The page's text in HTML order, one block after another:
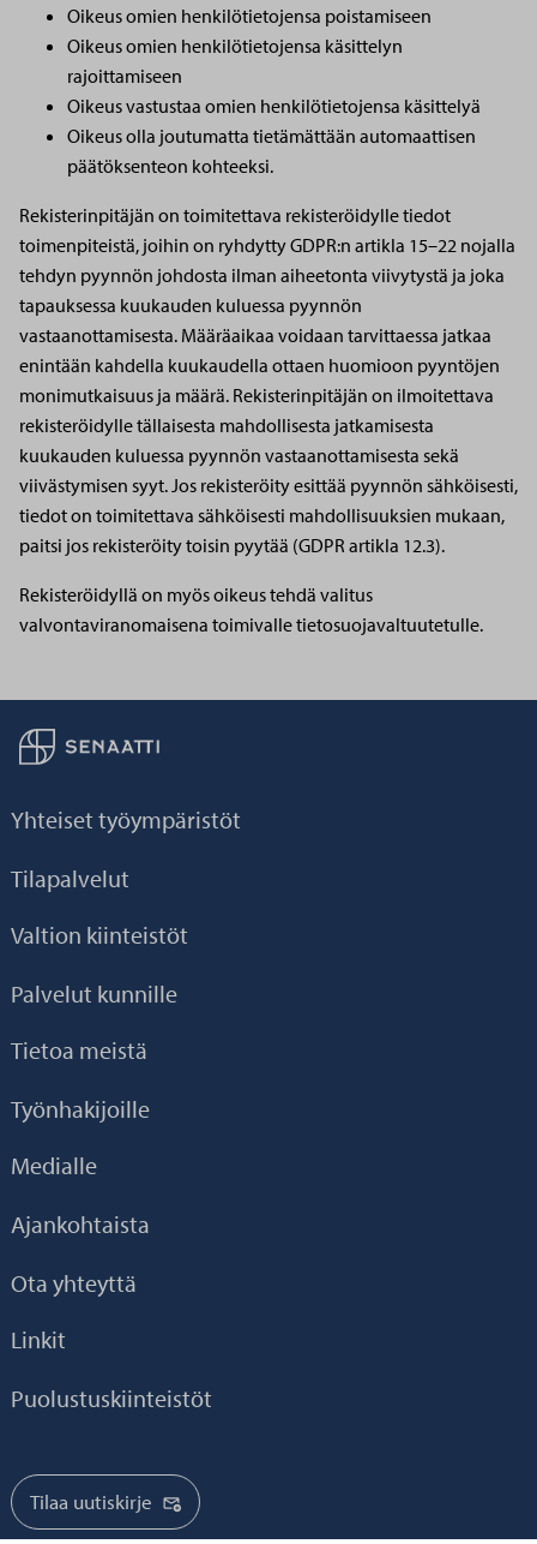
Oikeus omien henkilötietojensa poistamiseen
Oikeus omien henkilötietojensa käsittelyn
rajoittamiseen
Oikeus vastustaa omien henkilötietojensa käsittelyä
Oikeus olla joutumatta tietämättään automaattisen
päätöksenteon kohteeksi.
Rekisterinpitäjän on toimitettava rekisteröidylle tiedot
toimenpiteistä, joihin on ryhdytty GDPR:n artikla 15–22 nojalla
tehdyn pyynnön johdosta ilman aiheetonta viivytystä ja joka
tapauksessa kuukauden kuluessa pyynnön
vastaanottamisesta. Määräaikaa voidaan tarvittaessa jatkaa
enintään kahdella kuukaudella ottaen huomioon pyyntöjen
monimutkaisuus ja määrä. Rekisterinpitäjän on ilmoitettava
rekisteröidylle tällaisesta mahdollisesta jatkamisesta
kuukauden kuluessa pyynnön vastaanottamisesta sekä
viivästymisen syyt. Jos rekisteröity esittää pyynnön sähköisesti,
tiedot on toimitettava sähköisesti mahdollisuuksien mukaan,
paitsi jos rekisteröity toisin pyytää (GDPR artikla 12.3).
Rekisteröidyllä on myös oikeus tehdä valitus
valvontaviranomaisena toimivalle tietosuojavaltuutetulle.
Palaa taikaisin etusivulle
Yhteiset työympäristöt
Tilapalvelut
Valtion kiinteistöt
Palvelut kunnille
Tietoa meistä
Työnhakijoille
Medialle
Ajankohtaista
Ota yhteyttä
Linkit
Puolustuskiinteistöt
Tilaa uutiskirje